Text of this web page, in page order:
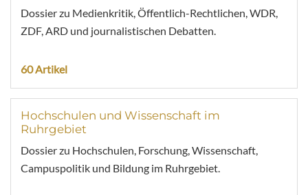
Dossier zu Medienkritik, Öffentlich-Rechtlichen, WDR,
ZDF, ARD und journalistischen Debatten.
60 Artikel
Hochschulen und Wissenschaft im
Ruhrgebiet
Dossier zu Hochschulen, Forschung, Wissenschaft,
Campuspolitik und Bildung im Ruhrgebiet.